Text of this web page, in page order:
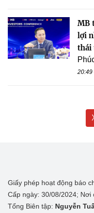
MB
lợi
thái
20:49
Giấy phép hoạt động báo
Cấp ngày: 30/08/2024; Nơi
Tổng Biên tập: Nguyễn